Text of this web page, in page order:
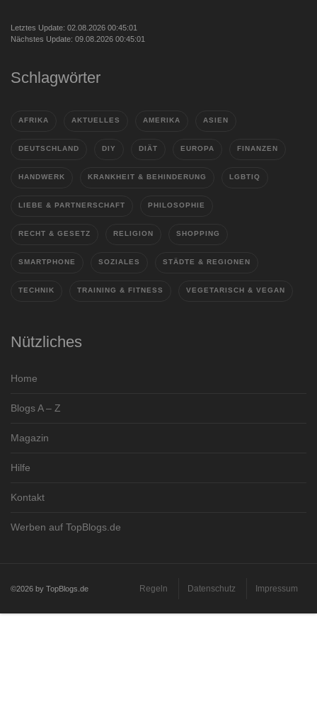
Letztes Update: 02.08.2026 00:45:01
Nächstes Update: 09.08.2026 00:45:01
Schlagwörter
AFRIKA AKTUELLES AMERIKA ASIEN
DEUTSCHLAND DIY DIÄT EUROPA FINANZEN
HANDWERK KRANKHEIT & BEHINDERUNG LGBTIQ
LIEBE & PARTNERSCHAFT PHILOSOPHIE
RECHT & GESETZ RELIGION SHOPPING
SMARTPHONE SOZIALES STÄDTE & REGIONEN
TECHNIK TRAINING & FITNESS VEGETARISCH & VEGAN
Nützliches
Home
Blogs A – Z
Magazin
Hilfe
Kontakt
Werben auf TopBlogs.de
©2026 by TopBlogs.de Regeln Datenschutz Impressum